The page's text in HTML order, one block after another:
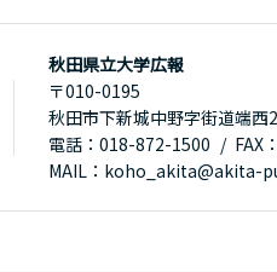
秋田県立大学広報
〒010-0195
秋田市下新城中野字街道端西
電話：018-872-1500
FAX
MAIL：koho_akita@akita-